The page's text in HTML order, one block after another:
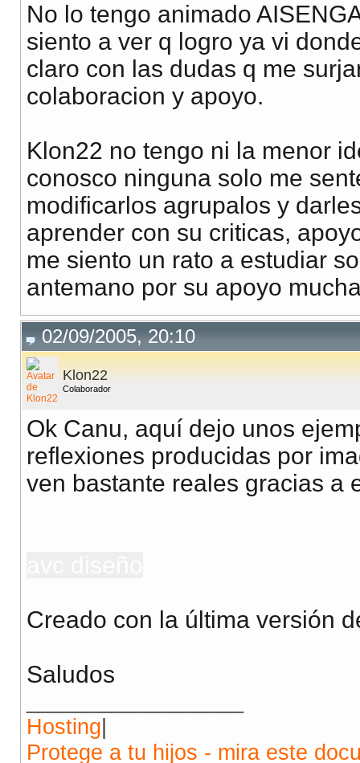
No lo tengo animado
siento a ver q logro ya vi
claro con las dudas q me
colaboracion y apoyo.
Klon22 no tengo ni la menor
conosco ninguna solo me
modificarlos agrupalos y
aprender con su criticas,
me siento un rato a estudiar
antemano por su apoyo
02/09/2005, 20:10
Klon22
Colaborador
Ok Canu, aquí dejo unos
reflexiones producidas por
ven bastante reales gracias a
Creado con la última versión
Saludos
Hosting|
Protege a tu hijos - mira este